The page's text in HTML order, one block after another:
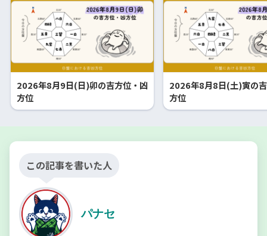
2026年8月9日(日)卯の吉方位・凶
方位
2026年8月8日(土)寅の
方位
この記事を書いた人
パナセ